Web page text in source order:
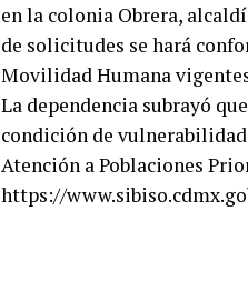
en la colonia Obrera,
de solicitudes se hará
Movilidad Humana
La dependencia subrayó
condición de
Atención a Poblaciones
https://